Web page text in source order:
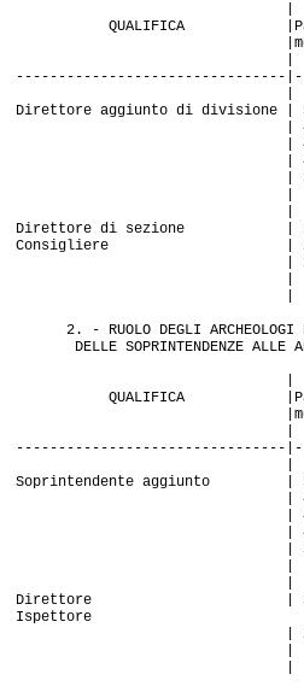
| |
QUALIFICA |Para-|di
|metro|nella
| |di
--------------------------------
| |
Direttore aggiunto di
| 487 |
| 455 |
| 426 |
| 387 |
| |
| |
Direttore di sezione
Consigliere |
| 190 | 6
| | | -
| | |
2. - RUOLO DEGLI ARCHEOLOGI
DELLE SOPRINTENDENZE ALLE
| |
QUALIFICA |Para-|di
|metro|nella
| |di
--------------------------------
| |
Soprintendente
| 487
| 455 |
| 426
| 387
| |
| |
Direttore |
Ispettore
| 218 | 6
| | |-
| | |